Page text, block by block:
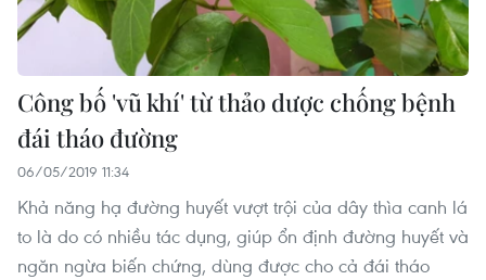
Công bố 'vũ khí' từ thảo dược chống bệnh
đái tháo đường
06/05/2019 11:34
Khả năng hạ đường huyết vượt trội của dây thìa canh lá
to là do có nhiều tác dụng, giúp ổn định đường huyết và
ngăn ngừa biến chứng, dùng được cho cả đái tháo